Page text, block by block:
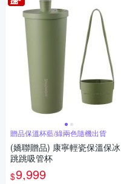
贈品保溫杯藍/綠兩色隨機出貨
(嬌聯贈品) 康寧輕瓷保溫保冰
跳跳吸管杯
$9,999